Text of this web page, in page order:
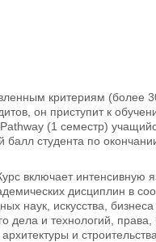
критериям (более
он приступит к
(1 семестр)
студента по
включает интенсивную
дисциплин в
наук, искусства,
дела и технологий,
и строительства.